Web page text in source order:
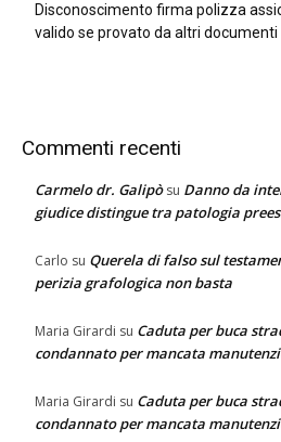
Disconoscimento firma polizza
valido se provato da altri documenti
Commenti recenti
Carmelo dr. Galipòsu Danno da
giudice distingue tra patologia
Carlo su Querela di falso sul
perizia grafologica non basta
Maria Girardi su Caduta per buca
condannato per mancata
Maria Girardi su Caduta per buca
condannato per mancata